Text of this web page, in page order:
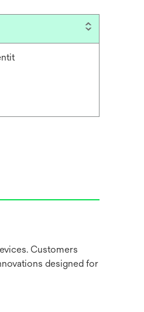
Customers
designed for